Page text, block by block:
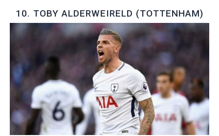
10. TOBY ALDERWEIRELD (TOTTENHAM)